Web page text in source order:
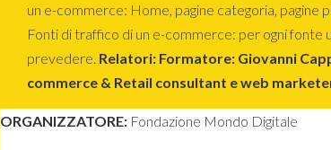
un e-commerce: Home, pagine categoria, pagine
Fonti di traffico di un e-commerce: per ogni fonte
prevedere. Relatori: Formatore: Giovanni
commerce & Retail consultant e web
ORGANIZZATORE: Fondazione Mondo Digitale